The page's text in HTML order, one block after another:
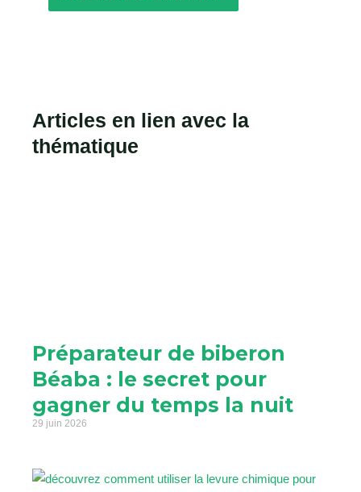
Articles en lien avec la
thématique
Préparateur de biberon
Béaba : le secret pour
gagner du temps la nuit
29 juin 2026